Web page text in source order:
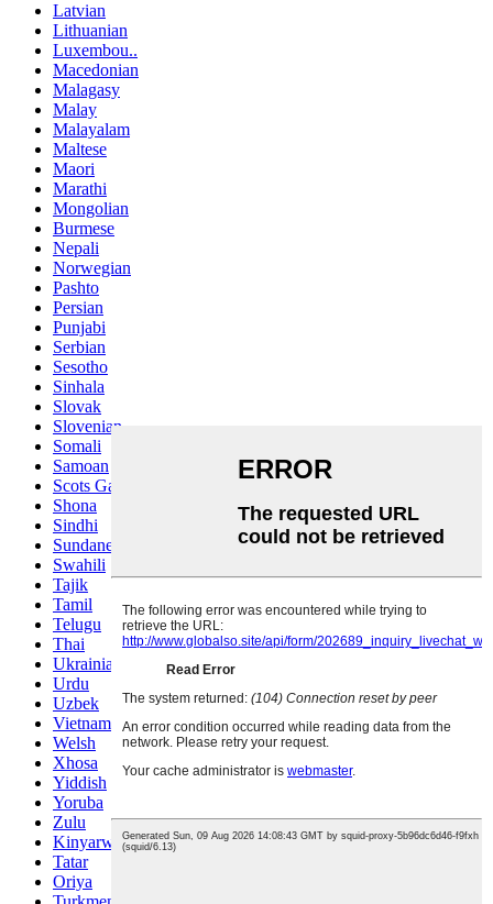
Latvian
Lithuanian
Luxembou..
Macedonian
Malagasy
Malay
Malayalam
Maltese
Maori
Marathi
Mongolian
Burmese
Nepali
Norwegian
Pashto
Persian
Punjabi
Serbian
Sesotho
Sinhala
Slovak
Slovenian
Somali
Samoan
Scots Gaelic
Shona
Sindhi
Sundanese
Swahili
Tajik
Tamil
Telugu
Thai
Ukrainian
Urdu
Uzbek
Vietnamese
Welsh
Xhosa
Yiddish
Yoruba
Zulu
Kinyarwanda
Tatar
Oriya